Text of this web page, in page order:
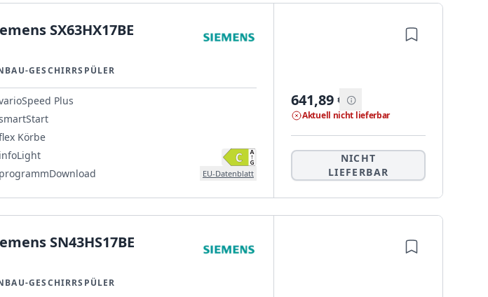
SX63HX17BE
GESCHIRRSPÜLER
Plus
Körbe
infoLight
programmDownload
EU-Datenblatt
641,89€
Aktuell nicht lieferbar
NICHT
LIEFERBAR
SN43HS17BE
GESCHIRRSPÜLER